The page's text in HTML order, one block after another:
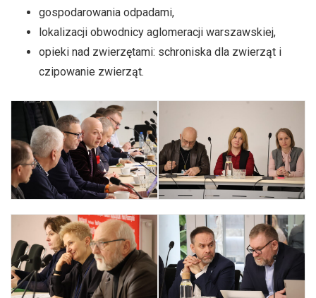
gospodarowania odpadami,
lokalizacji obwodnicy aglomeracji warszawskiej,
opieki nad zwierzętami: schroniska dla zwierząt i
czipowanie zwierząt.